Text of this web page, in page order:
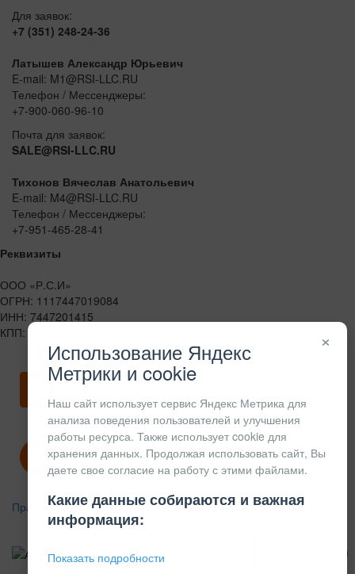
Для заявок:
+7 (351) 248-24-36
Латышев Александр Юрьевич
E-mail: M1@RSI-LLC.RU
Телефон / Мессенджеры:
+7-900-060-96-10
Почта для заявок:
SALE@RSI-LLC.RU
Тихонов Вячеслав Анатольевич
E-mail: M4@RSI-LLC.RU
Телефон / Мессенджеры:
+7-951-465-28-41
Реквизиты
ООО «Р.С.И»
ОГРН: 1117447019084
ИНН: 7447201415
КПП: 744701001
Скачать карточку предприятия
Политика конфиденциальности
Правила возврата
КОНСТРУКЦИОННЫЙ
×
Использование Яндекс
Метрики и cookie
Наш сайт использует сервис Яндекс Метрика для
анализа поведения пользователей и улучшения
работы ресурса. Также использует cookie для
хранения данных. Продолжая использовать сайт, Вы
даете свое согласие на работу с этими файлами.
Какие данные собираются и важная
информация:
Показать подробности